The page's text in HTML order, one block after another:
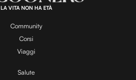
y
V
0
.
0
LA VITA NON HA ETÀ
Community
Corsi
Viaggi
Salute